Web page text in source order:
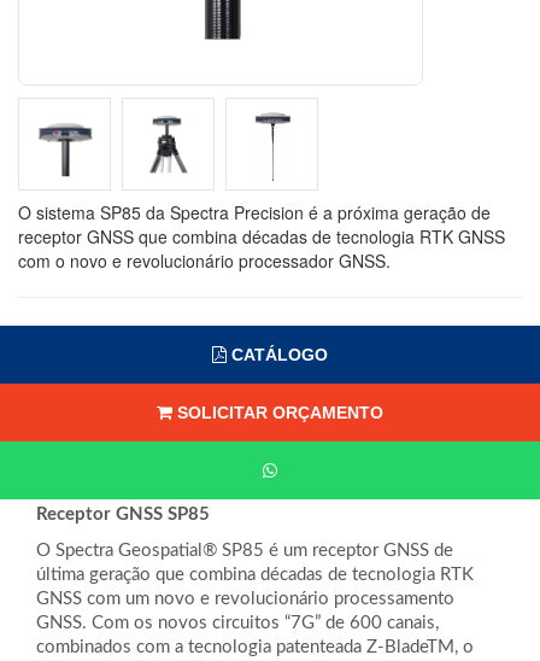
O sistema SP85 da Spectra Precision é a próxima geração de
receptor GNSS que combina décadas de tecnologia RTK GNSS
com o novo e revolucionário processador GNSS.
CATÁLOGO
SOLICITAR ORÇAMENTO
Receptor GNSS SP85
O Spectra Geospatial® SP85 é um receptor GNSS de
última geração que combina décadas de tecnologia RTK
GNSS com um novo e revolucionário processamento
GNSS. Com os novos circuitos “7G” de 600 canais,
combinados com a tecnologia patenteada Z-BladeTM, o